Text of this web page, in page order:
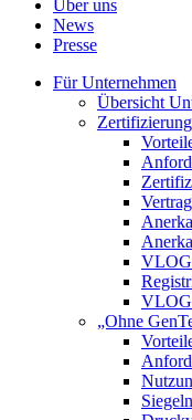
Über uns
News
Presse
Für Unternehmen
Übersicht
Zertifizierung
„Ohne